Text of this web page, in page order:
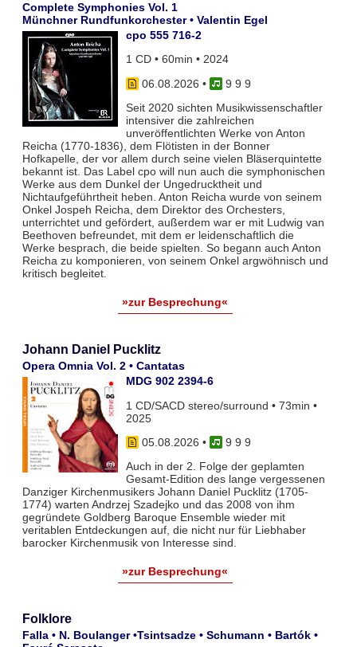
Complete Symphonies Vol. 1
Münchner Rundfunkorchester • Valentin Egel
cpo 555 716-2
1 CD • 60min • 2024
06.08.2026 •
9 9 9
Seit 2020 sichten Musikwissenschaftler
intensiver die zahlreichen
unveröffentlichten Werke von Anton
Reicha (1770-1836), dem Flötisten in der Bonner
Hofkapelle, der vor allem durch seine vielen Bläserquintette
bekannt ist. Das Label cpo will nun auch die symphonischen
Werke aus dem Dunkel der Ungedrucktheit und
Nichtaufgeführtheit heben. Anton Reicha wurde von seinem
Onkel Jospeh Reicha, dem Direktor des Orchesters,
unterrichtet und gefördert, außerdem war er mit Ludwig van
Beethoven befreundet, mit dem er leidenschaftlich die
Werke besprach, die beide spielten. So begann auch Anton
Reicha zu komponieren, von seinem Onkel argwöhnisch und
kritisch begleitet.
»zur Besprechung«
Johann Daniel Pucklitz
Opera Omnia Vol. 2 • Cantatas
MDG 902 2394-6
1 CD/SACD stereo/surround • 73min •
2025
05.08.2026 •
9 9 9
Auch in der 2. Folge der geplamten
Gesamt-Edition des lange vergessenen
Danziger Kirchenmusikers Johann Daniel Pucklitz (1705-
1774) warten Andrzej Szadejko und das 2008 von ihm
gegründete Goldberg Baroque Ensemble wieder mit
veritablen Entdeckungen auf, die nicht nur für Liebhaber
barocker Kirchenmusik von Interesse sind.
»zur Besprechung«
Folklore
Falla • N. Boulanger •Tsintsadze • Schumann • Bartók •